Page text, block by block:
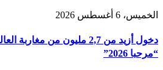
الخميس، 6 أغسطس 2026
دخول أزيد من 2,7 مليون من
“مرحبا 2026”